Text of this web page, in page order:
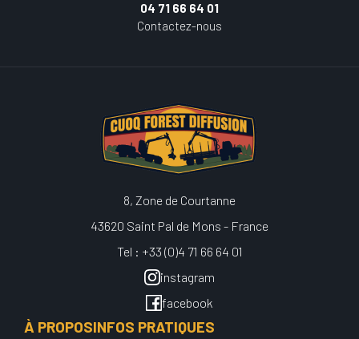
04 71 66 64 01
Contactez-nous
8, Zone de Courtanne
43620 Saint Pal de Mons - France
Tel : +33 (0)4 71 66 64 01
instagram
facebook
À PROPOSINFOS PRATIQUES